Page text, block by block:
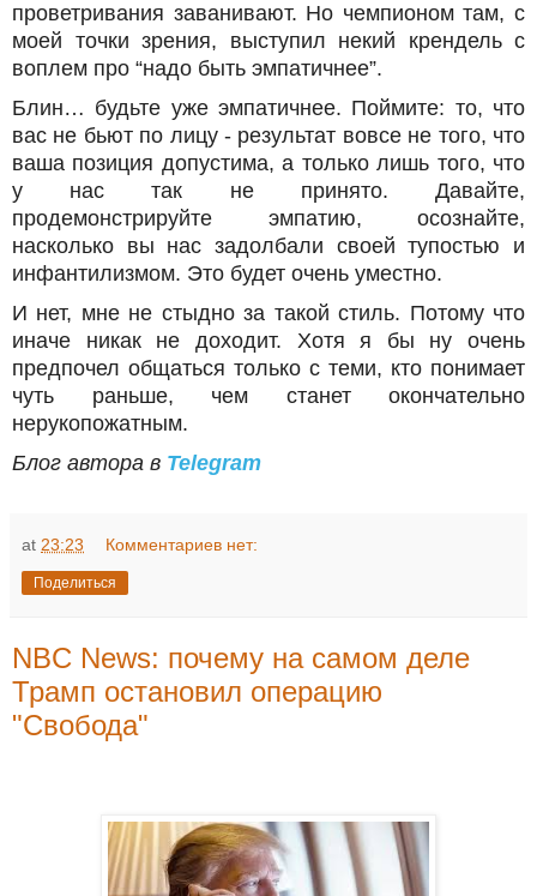
проветривания заванивают. Но чемпионом там, с
моей точки зрения, выступил некий крендель с
воплем про “надо быть эмпатичнее”.
Блин… будьте уже эмпатичнее. Поймите: то, что
вас не бьют по лицу - результат вовсе не того, что
ваша позиция допустима, а только лишь того, что
у нас так не принято. Давайте,
продемонстрируйте эмпатию, осознайте,
насколько вы нас задолбали своей тупостью и
инфантилизмом. Это будет очень уместно.
И нет, мне не стыдно за такой стиль. Потому что
иначе никак не доходит. Хотя я бы ну очень
предпочел общаться только с теми, кто понимает
чуть раньше, чем станет окончательно
нерукопожатным.
Блог автора в Telegram
at 23:23 Комментариев нет:
Поделиться
NBC News: почему на самом деле
Трамп остановил операцию
"Свобода"